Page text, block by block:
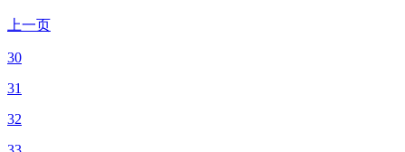
上一页
30
31
32